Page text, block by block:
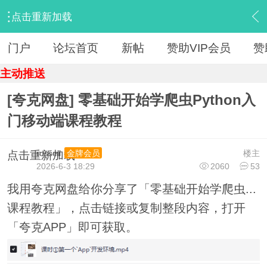
点击重新加载
› 【 资源区 】 › 『IT教程旧版』 › 内容
门户 论坛首页 新帖 赞助VIP会员 赞
主动推送
[夸克网盘] 零基础开始学爬虫Python入
门移动端课程教程
点击重新加载 楼主
rossell
金牌会员
2060
53
2026-6-3 18:29
我用夸克网盘给你分享了「零基础开始学爬虫...
课程教程」，点击链接或复制整段内容，打开
「夸克APP」即可获取。